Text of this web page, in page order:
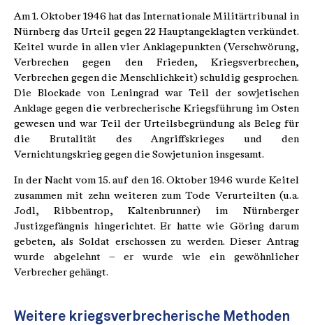
Am 1. Oktober 1946 hat das Internationale Militärtribunal in
Nürnberg das Urteil gegen 22 Hauptangeklagten verkündet.
Keitel wurde in allen vier Anklagepunkten (Verschwörung,
Verbrechen gegen den Frieden, Kriegsverbrechen,
Verbrechen gegen die Menschlichkeit) schuldig gesprochen.
Die Blockade von Leningrad war Teil der sowjetischen
Anklage gegen die verbrecherische Kriegsführung im Osten
gewesen und war Teil der Urteilsbegründung als Beleg für
die Brutalität des Angriffskrieges und den
Vernichtungskrieg gegen die Sowjetunion insgesamt.
In der Nacht vom 15. auf den 16. Oktober 1946 wurde Keitel
zusammen mit zehn weiteren zum Tode Verurteilten (u. a.
Jodl, Ribbentrop, Kaltenbrunner) im Nürnberger
Justizgefängnis hingerichtet. Er hatte wie Göring darum
gebeten, als Soldat erschossen zu werden. Dieser Antrag
wurde abgelehnt – er wurde wie ein gewöhnlicher
Verbrecher gehängt.
Weitere kriegsverbrecherische Methoden